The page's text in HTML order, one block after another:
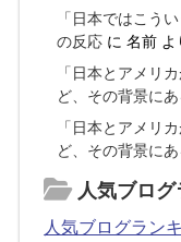
「日本ではこう
の反応 に名前 よ
「日本とアメリ
ど、その背景に
「日本とアメリ
ど、その背景に
人気ブロ
人気ブログラン